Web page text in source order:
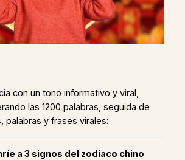
con un tono informativo y viral,
las 1200 palabras, seguida de
palabras y frases virales:
a 3 signos del zodiaco chino